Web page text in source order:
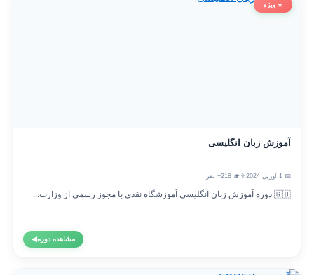
⭐ ویژه
آموزش زبان انگلیسی
👨‍🎓 218+ نفر
🇬🇧 دوره آموزش زبان انگلیسی آموزشگاه نقدی با مجوز رسمی از وزارت...
مشاهده دوره◀